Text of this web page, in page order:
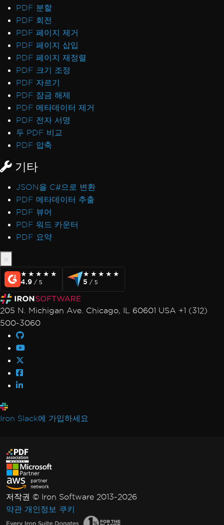
PDF 분할
PDF 회전
PDF 페이지 제거
PDF 페이지 삽입
PDF 페이지 재정렬
PDF 크기 조정
PDF 자르기
PDF 잠금 해제
PDF 메타데이터 제거
PDF 전자 서명
두 PDF 비교
PDF 압축
기타
JSON을 C#으로 변환
PDF 메타데이터 추출
PDF 뷰어
PDF 워드 카운터
PDF 요약
★★★★★
★★★★★
4.9 / 5
★★★★★
★★★★★
5 / 5
205 N. Michigan Ave. Chicago, IL 60601 USA +1 (312)
500-3060
Iron Slack에 가입하세요
저작권 © Iron Software 2013-2026
약관 개인정보 쿠키